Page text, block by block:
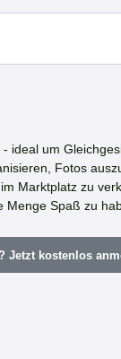
ideal um
Fotos
Marktplatz zu
Menge Spaß zu
Jetzt kostenlos